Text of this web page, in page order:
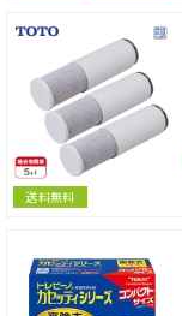
送料無料